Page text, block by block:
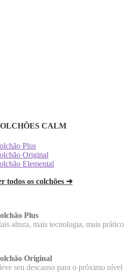
CALM
Plus
Original
Elemental
todos os colchões ➜
Plus
altura, mais tecnologia, mais prático
Original
seu descanso para o próximo nível